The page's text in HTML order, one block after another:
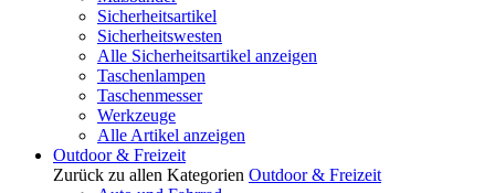
Sicherheitsartikel
Sicherheitswesten
Alle Sicherheitsartikel anzeigen
Taschenlampen
Taschenmesser
Werkzeuge
Alle Artikel anzeigen
Outdoor & Freizeit
Zurück zu allen Kategorien Outdoor & Freizeit